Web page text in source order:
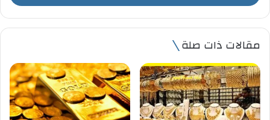
ر
د
ا
ل
إ
ل
مقالات ذات صلة